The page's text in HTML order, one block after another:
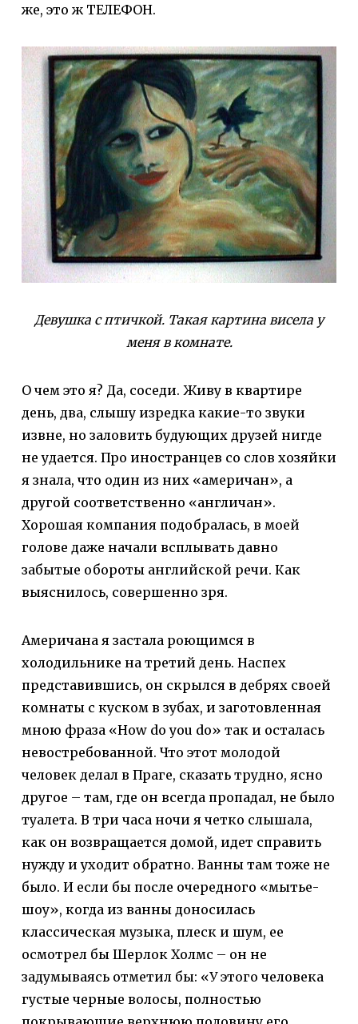
же, это ж ТЕЛЕФОН.
Девушка с птичкой. Такая картина висела у
меня в комнате.
О чем это я? Да, соседи. Живу в квартире
день, два, слышу изредка какие-то звуки
извне, но заловить будующих друзей нигде
не удается. Про иностранцев со слов хозяйки
я знала, что один из них «америчан», а
другой соответственно «англичан».
Хорошая компания подобралась, в моей
голове даже начали всплывать давно
забытые обороты английской речи. Как
выяснилось, совершенно зря.
Америчана я застала роющимся в
холодильнике на третий день. Наспех
представившись, он скрылся в дебрях своей
комнаты с куском в зубах, и заготовленная
мною фраза «How do you do» так и осталась
невостребованной. Что этот молодой
человек делал в Праге, сказать трудно, ясно
другое – там, где он всегда пропадал, не было
туалета. В три часа ночи я четко слышала,
как он возвращается домой, идет справить
нужду и уходит обратно. Ванны там тоже не
было. И если бы после очередного «мытье-
шоу», когда из ванны доносилась
классическая музыка, плеск и шум, ее
осмотрел бы Шерлок Холмс – он не
задумываясь отметил бы: «У этого человека
густые черные волосы, полностью